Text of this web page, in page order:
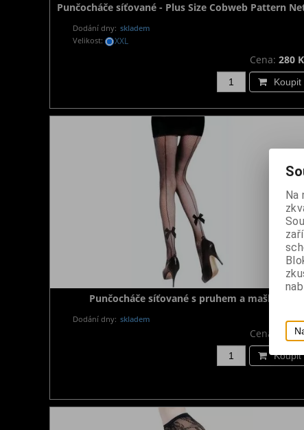
Punčocháče síťované - Plus Size Cobweb Pattern
Dodání dny: skladem
Velikost:
XXL
Cena: 280
Koupit
Punčocháče síťované s pruhem a mašlí
Dodání dny: skladem
Cena: 320
Koupit
Na